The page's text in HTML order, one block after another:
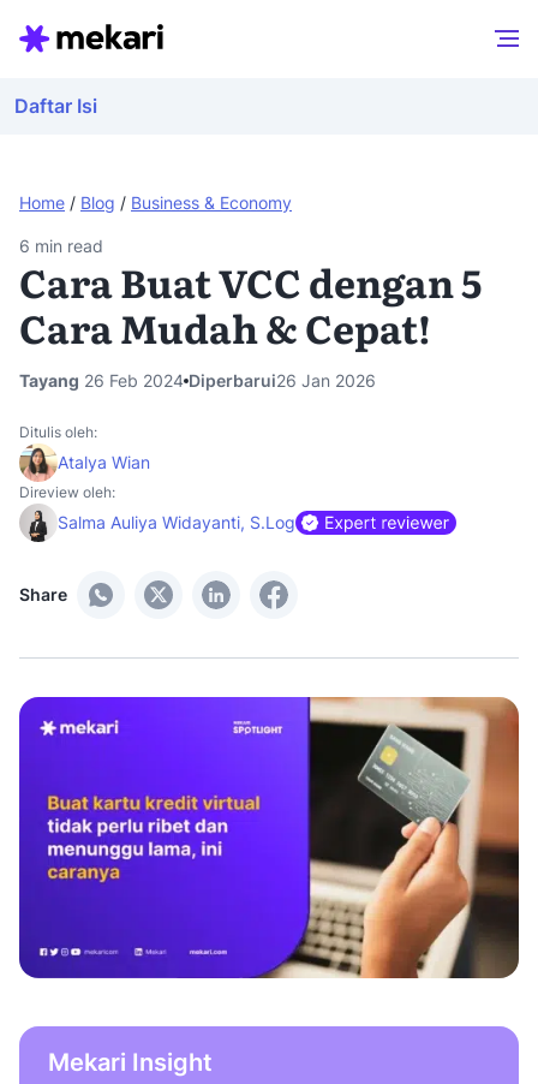
Home / Blog / Business & Economy
Daftar Isi
6 min read
Cara Buat VCC dengan 5
Cara Mudah & Cepat!
Tayang 26 Feb 2024 Diperbarui26 Jan 2026
Share
Ditulis oleh:
Atalya Wian
Direview oleh:
Salma Auliya Widayanti, S.Log
Mekari Insight